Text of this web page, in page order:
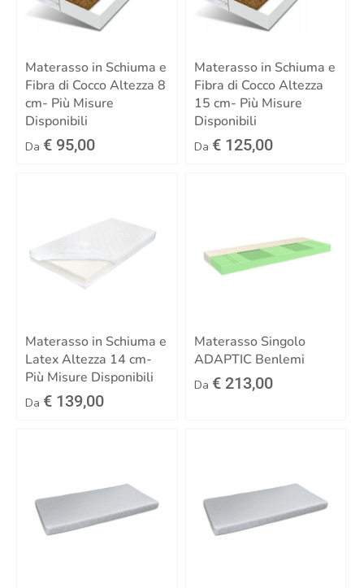
Materasso in Schiuma e
Fibra di Cocco Altezza 8
cm- Più Misure
Disponibili
Da € 95,00
Materasso in Schiuma e
Fibra di Cocco Altezza
15 cm- Più Misure
Disponibili
Da € 125,00
Materasso in Schiuma e
Latex Altezza 14 cm-
Più Misure Disponibili
Da € 139,00
Materasso Singolo
ADAPTIC Benlemi
Da € 213,00